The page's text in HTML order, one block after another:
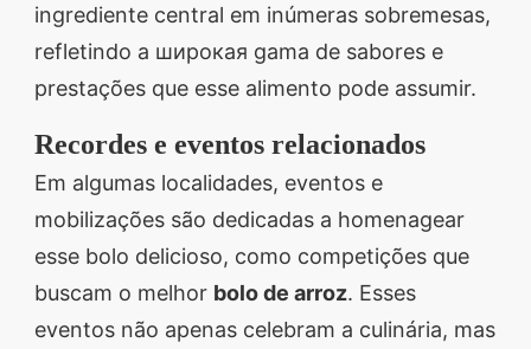
ingrediente central em inúmeras sobremesas,
refletindo a широкая gama de sabores e
prestações que esse alimento pode assumir.
Recordes e eventos relacionados
Em algumas localidades, eventos e
mobilizações são dedicadas a homenagear
esse bolo delicioso, como competições que
buscam o melhor bolo de arroz. Esses
eventos não apenas celebram a culinária, mas